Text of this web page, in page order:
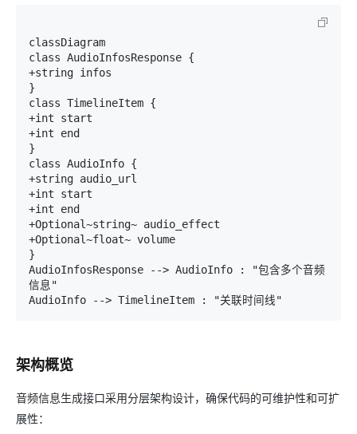
classDiagram
class AudioInfosResponse {
+string infos
}
class TimelineItem {
+int start
+int end
}
class AudioInfo {
+string audio_url
+int start
+int end
+Optional~string~ audio_effect
+Optional~float~ volume
}
AudioInfosResponse --> AudioInfo : "包含多个音频
信息"
架构概览
音频信息生成接口采用分层架构设计，确保代码的可维护性和可扩
展性：